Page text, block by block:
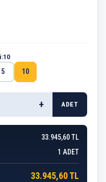
10
5 10
+ ADET
33.945,60 TL
1 ADET
33.945,60 TL